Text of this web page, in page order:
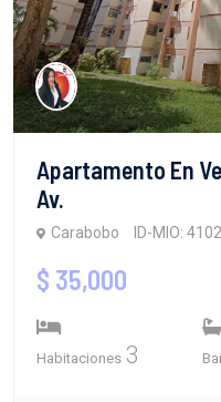
Apartamento En
Av.
Carabobo ID-MIO: 4102
$ 35,000
Habitaciones 3